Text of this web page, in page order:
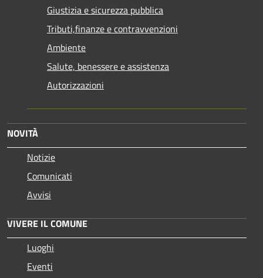
Giustizia e sicurezza pubblica
Tributi,finanze e contravvenzioni
Ambiente
Salute, benessere e assistenza
Autorizzazioni
NOVITÀ
Notizie
Comunicati
Avvisi
VIVERE IL COMUNE
Luoghi
Eventi